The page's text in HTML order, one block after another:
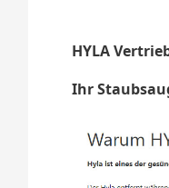
HYLA
Ihr